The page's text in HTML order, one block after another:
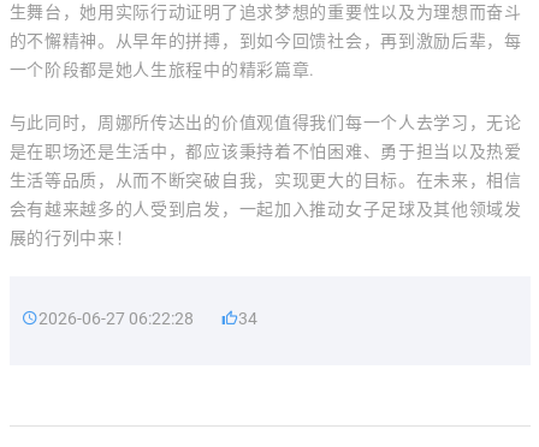
生舞台，她用实际行动证明了追求梦想的重要性以及为理想而奋斗
的不懈精神。从早年的拼搏，到如今回馈社会，再到激励后辈，每
一个阶段都是她人生旅程中的精彩篇章.
与此同时，周娜所传达出的价值观值得我们每一个人去学习，无论
是在职场还是生活中，都应该秉持着不怕困难、勇于担当以及热爱
生活等品质，从而不断突破自我，实现更大的目标。在未来，相信
会有越来越多的人受到启发，一起加入推动女子足球及其他领域发
展的行列中来！
2026-06-27 06:22:28 34